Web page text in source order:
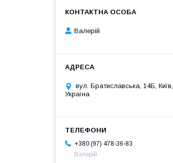
Валерій
вул. Братиславська, 14Б, Київ,
Україна
+380 (97) 478-36-83
Валерій